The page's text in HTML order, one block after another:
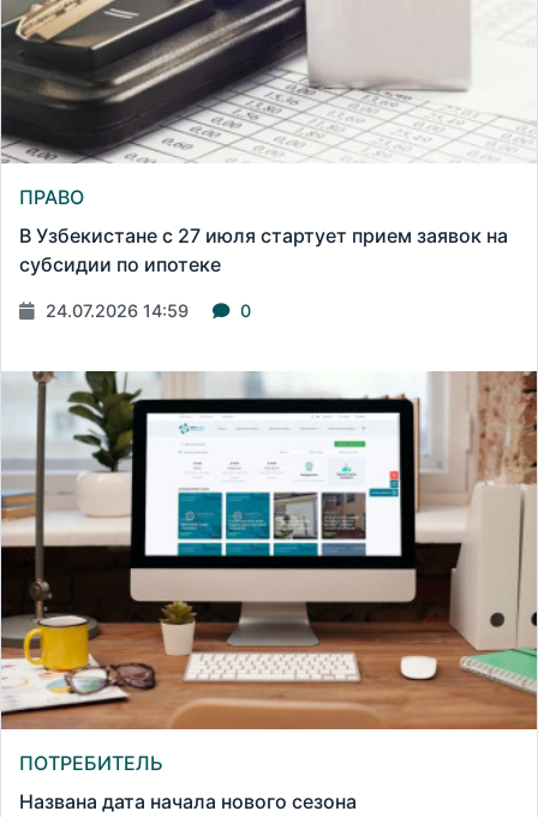
ПРАВО
В Узбекистане с 27 июля стартует прием заявок на
субсидии по ипотеке
24.07.2026 14:59 0
ПОТРЕБИТЕЛЬ
Названа дата начала нового сезона